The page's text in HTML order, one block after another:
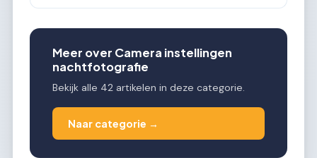
Meer over Camera instellingen
nachtfotografie
Bekijk alle 42 artikelen in deze categorie.
Naar categorie →